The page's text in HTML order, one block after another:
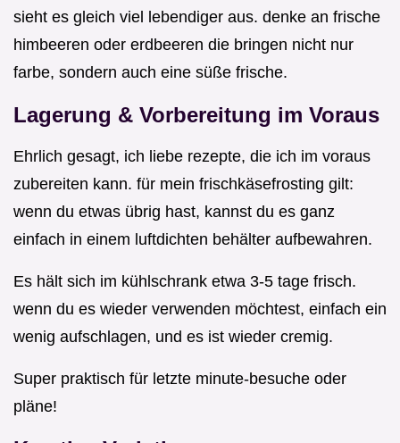
sieht es gleich viel lebendiger aus. denke an frische
himbeeren oder erdbeeren die bringen nicht nur
farbe, sondern auch eine süße frische.
Lagerung & Vorbereitung im Voraus
Ehrlich gesagt, ich liebe rezepte, die ich im voraus
zubereiten kann. für mein frischkäsefrosting gilt:
wenn du etwas übrig hast, kannst du es ganz
einfach in einem luftdichten behälter aufbewahren.
Es hält sich im kühlschrank etwa 3-5 tage frisch.
wenn du es wieder verwenden möchtest, einfach ein
wenig aufschlagen, und es ist wieder cremig.
Super praktisch für letzte minute-besuche oder
pläne!